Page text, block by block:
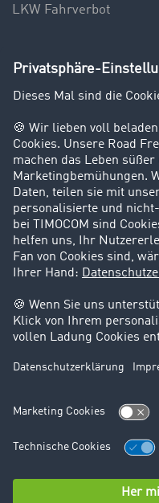
LKW Fahrverbot
Unternehmen
Kunden werben Kunden
Success Stories
Karriere
Support
Kontakt
Rechtliches
Impressum
AGB